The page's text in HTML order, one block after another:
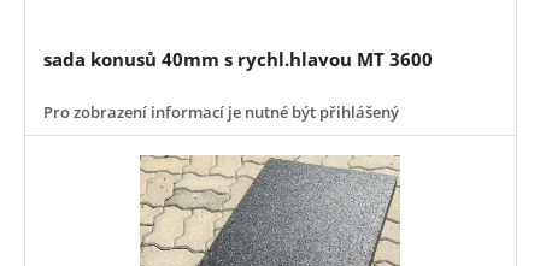
sada konusů 40mm s rychl.hlavou MT 3600
Pro zobrazení informací je nutné být přihlášený